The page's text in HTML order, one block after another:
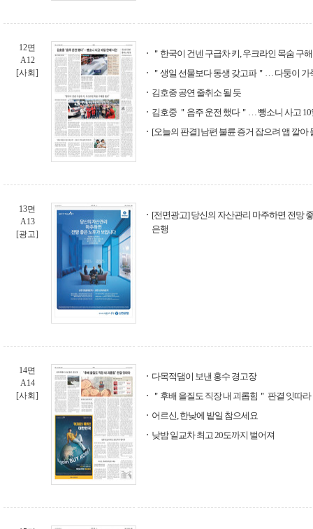
12면
A12
[사회]
＂한국이 건넨 구급차 키, 우크라인 목숨 구
＂생일 선물보다 동생 갖고파＂… 다둥이 가
김호중 공연 줄취소 될 듯
김호중 ＂음주 운전 했다＂… 뺑소니 사고 10
[오늘의 판결] 남편 불륜 증거 잡으려 앱 깔
13면
A13
[광고]
[전면광고] 당신의 자산관리 마주하면 전망
은행
14면
A14
[사회]
다목적댐이 보낸 홍수 경고장
＂후배 을질도 직장 내 괴롭힘＂ 판결 잇따라
어르신, 한낮에 밭일 참으세요
낮밤 일교차 최고 20도까지 벌어져